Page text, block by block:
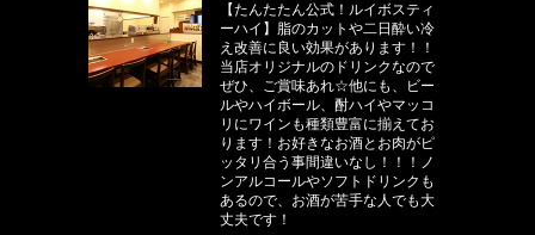
【たんたたん公式！ルイボスティ
ーハイ】脂のカットや二日酔い冷
え改善に良い効果があります！！
当店オリジナルのドリンクなので
ぜひ、ご賞味あれ☆他にも、ビー
ルやハイボール、酎ハイやマッコ
リにワインも種類豊富に揃えてお
ります！お好きなお酒とお肉がピ
ッタリ合う事間違いなし！！！ノ
ンアルコールやソフトドリンクも
あるので、お酒が苦手な人でも大
丈夫です！